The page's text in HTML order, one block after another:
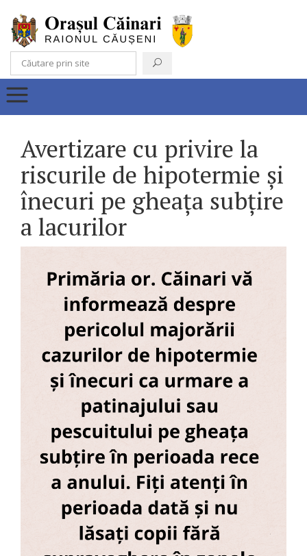
Avertizare cu privire la
riscurile de hipotermie și
înecuri pe gheața subțire
a lacurilor